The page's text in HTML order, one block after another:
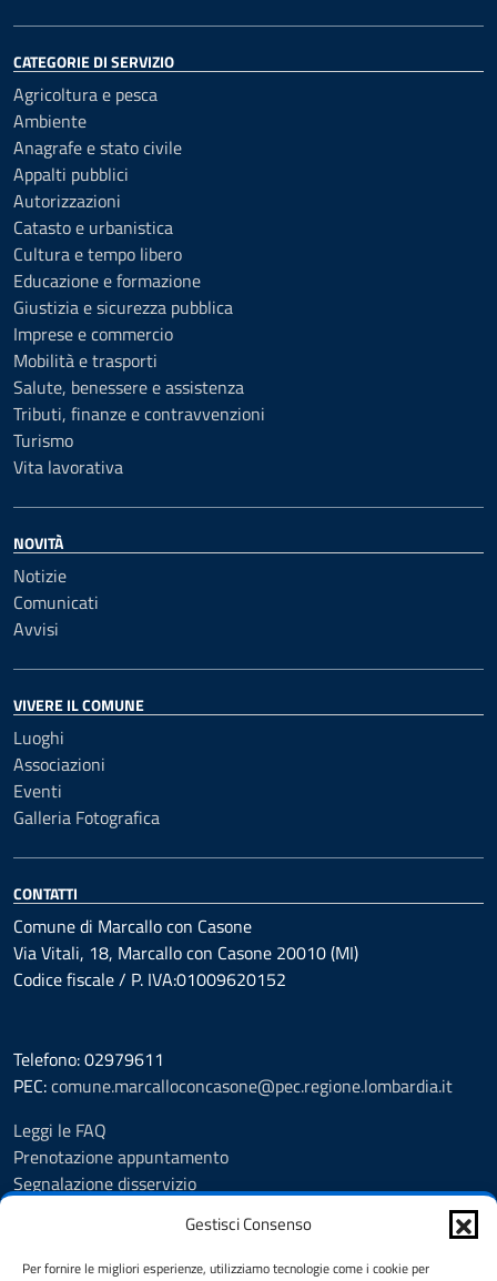
Gestisci Consenso
Per fornire le migliori esperienze, utilizziamo tecnologie come i cookie per
CATEGORIE DI SERVIZIO
Agricoltura e pesca
Ambiente
Anagrafe e stato civile
Appalti pubblici
Autorizzazioni
Catasto e urbanistica
Cultura e tempo libero
Educazione e formazione
Giustizia e sicurezza pubblica
Imprese e commercio
Mobilità e trasporti
Salute, benessere e assistenza
Tributi, finanze e contravvenzioni
Turismo
Vita lavorativa
NOVITÀ
Notizie
Comunicati
Avvisi
VIVERE IL COMUNE
Luoghi
Associazioni
Eventi
Galleria Fotografica
CONTATTI
Comune di Marcallo con Casone
Via Vitali, 18, Marcallo con Casone 20010 (MI)
Codice fiscale / P. IVA:01009620152
Telefono: 02979611
PEC:comune.marcalloconcasone@pec.regione.lombardia.it
Leggi le FAQ
Prenotazione appuntamento
Segnalazione disservizio
Informativa privacy